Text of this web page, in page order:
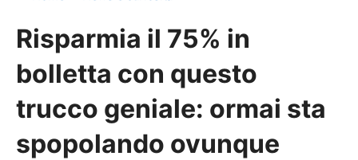
Risparmia il 75% in
bolletta con questo
trucco geniale: ormai sta
spopolando ovunque